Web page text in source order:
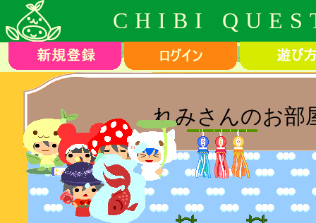
CHIBI
れみさんのお部